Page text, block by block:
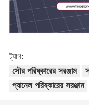
ট্যাগ:
সৌর পরিষ্কারের সরঞ্জাম
প্যানেল পরিষ্কারের সরঞ্জাম